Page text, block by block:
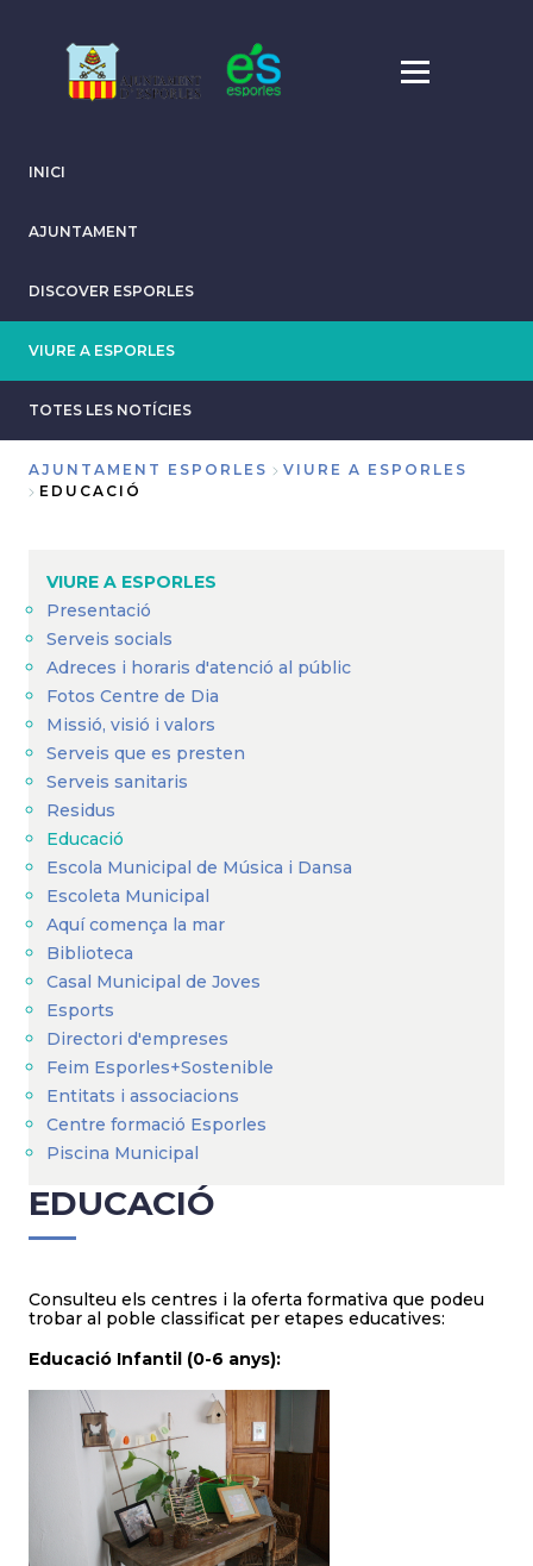
INICI
AJUNTAMENT
DISCOVER ESPORLES
VIURE A ESPORLES
TOTES LES NOTÍCIES
AJUNTAMENT ESPORLES
VIURE A ESPORLES
EDUCACIÓ
VIURE A ESPORLES
Presentació
Serveis socials
Adreces i horaris d'atenció al públic
Fotos Centre de Dia
Missió, visió i valors
Serveis que es presten
Serveis sanitaris
Residus
Educació
Escola Municipal de Música i Dansa
Escoleta Municipal
Aquí comença la mar
Biblioteca
Casal Municipal de Joves
Esports
Directori d'empreses
Feim Esporles+Sostenible
Entitats i associacions
Centre formació Esporles
Piscina Municipal
EDUCACIÓ
Consulteu els centres i la oferta formativa que podeu
trobar al poble classificat per etapes educatives:
Educació Infantil (0-6 anys):